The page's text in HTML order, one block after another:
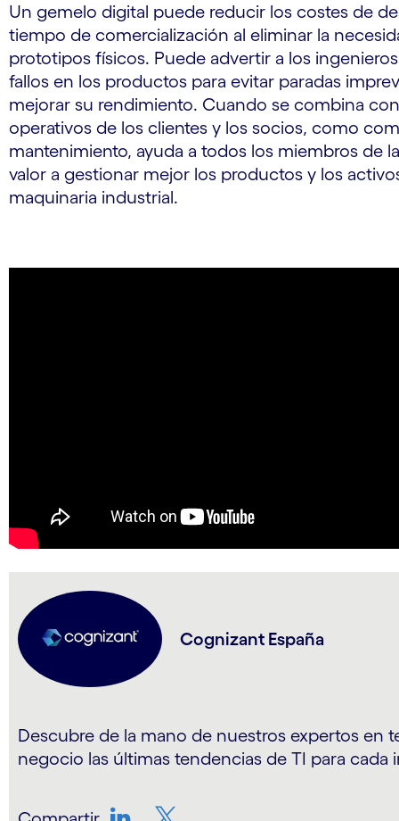
Un gemelo digital puede reducir los costes de
tiempo de comercialización al eliminar la
prototipos físicos. Puede advertir a los
fallos en los productos para evitar paradas
mejorar su rendimiento. Cuando se combina
operativos de los clientes y los socios, como
mantenimiento, ayuda a todos los miembros de
valor a gestionar mejor los productos y los
maquinaria industrial.
Cognizant España
Descubre de la mano de nuestros expertos en
negocio las últimas tendencias de TI para cada